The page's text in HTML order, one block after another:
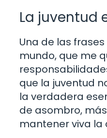
La juventud
Una de las
mundo, que me
que la juventud
la verdadera
de asombro,
mantener viva la